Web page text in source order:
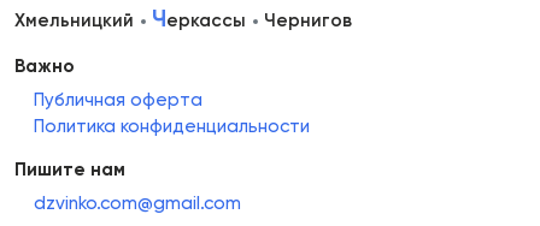
Хмельницкий
Черкассы Чернигов
Важно
Публичная оферта
Политика конфиденциальности
Пишите нам
dzvinko.com@gmail.com